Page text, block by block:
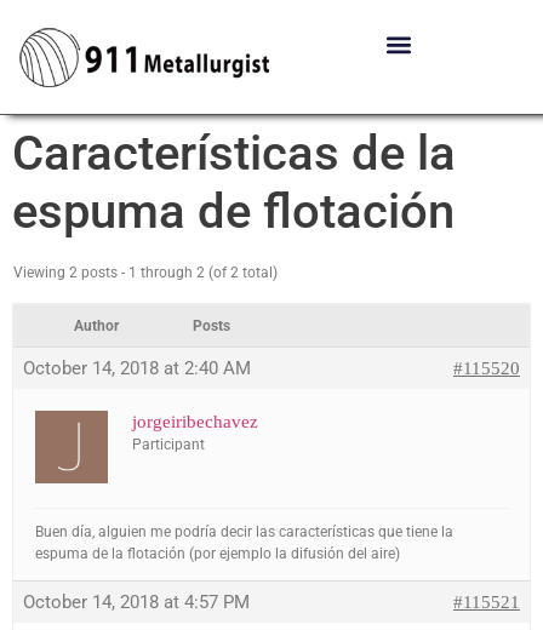
Características de la
espuma de flotación
Viewing 2 posts - 1 through 2 (of 2 total)
Author Posts
October 14, 2018 at 2:40 AM #115520
jorgeiribechavez
Participant
Buen día, alguien me podría decir las características que tiene la
espuma de la flotación (por ejemplo la difusión del aire)
October 14, 2018 at 4:57 PM #115521